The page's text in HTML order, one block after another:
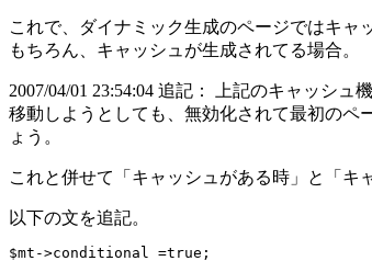
これで、ダイナミック生成のページではキャ
もちろん、キャッシュが生成されてる場合。
2007/04/01 23:54:04 追記： 上記のキャッシ
移動しようとしても、無効化されて最初のペ
ょう。
これと併せて「キャッシュがある時」と「キ
以下の文を追記。
$mt->conditional =true;